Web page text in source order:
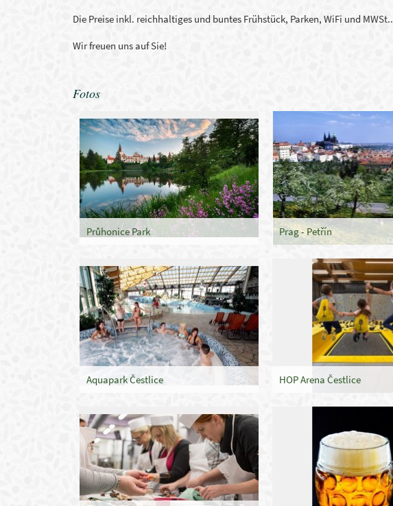
Die Preise inkl. reichhaltiges und buntes Frühstück, Parken, WiFi und MWSt..
Wir freuen uns auf Sie!
Fotos
Průhonice Park Prag - Petřín
Aquapark Čestlice HOP Arena Čestlice